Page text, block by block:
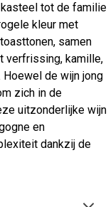
tot de familie
kleur met
samen
verfrissing, kamille,
de wijn jong
zich in de
uitzonderlijke wijn
en
dankzij de